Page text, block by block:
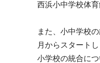
西浜小中学校体
また、小中学校
月からスタート
小学校の統合に